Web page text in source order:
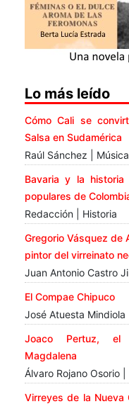
Lo más leído
Cómo Cali se
Salsa en Sudamérica
Raúl Sánchez |
Bavaria y la
populares de
Redacción | Historia
Gregorio Vásquez de
pintor del virreinato
Juan Antonio Castro
El Compae Chipuco
José Atuesta Mindiola
Joaco Pertuz, el
Magdalena
Álvaro Rojano Osorio
Virreyes de la Nueva